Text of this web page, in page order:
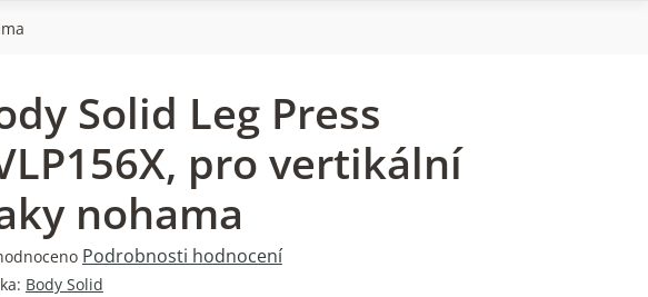
Solid Leg Press
pro vertikální
nohama
Podrobnosti hodnocení
Body Solid